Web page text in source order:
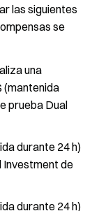
las siguientes
se
una
(mantenida
prueba Dual
durante 24 h)
Investment de
durante 24 h)